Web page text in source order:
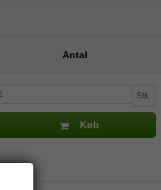
Antal
Stk.
Køb